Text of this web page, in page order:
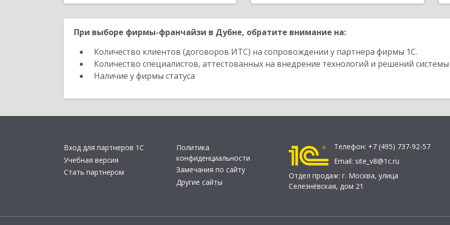
При выборе фирмы-франчайзи в Дубне, обратите внимание на:
Количество клиентов (договоров ИТС) на сопровождении у партнера фирмы 1С.
Количество специалистов, аттестованных на внедрение технологий и решений
Наличие у фирмы статуса
Вход для партнеров 1С
Учебная версия
Стать партнером
Политика
конфиденциальности
Замечания по сайту
Другие сайты
Телефон: +7 (495) 737-92-57
Email: site_v8@1c.ru
Отдел продаж: г. Москва, улица
Селезнёвская, дом 21